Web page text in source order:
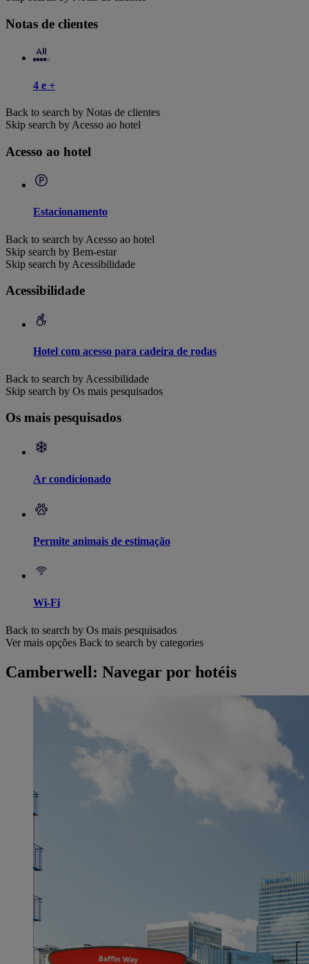
Notas de clientes
4 e +
Back to search by Notas de clientes
Skip search by Acesso ao hotel
Acesso ao hotel
Estacionamento
Back to search by Acesso ao hotel
Skip search by Bem-estar
Skip search by Acessibilidade
Acessibilidade
Hotel com acesso para cadeira de rodas
Back to search by Acessibilidade
Skip search by Os mais pesquisados
Os mais pesquisados
Ar condicionado
Permite animais de estimação
Wi-Fi
Back to search by Os mais pesquisados
Ver mais opções Back to search by categories
Camberwell: Navegar por hotéis